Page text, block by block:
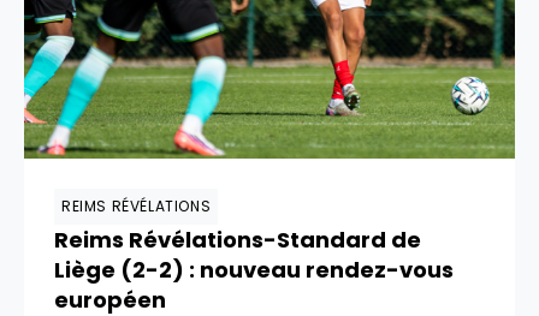
REIMS RÉVÉLATIONS
Reims Révélations-Standard de
Liège (2-2) : nouveau rendez-vous
européen